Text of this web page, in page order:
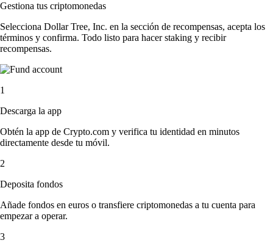
Gestiona tus criptomonedas
Selecciona Dollar Tree, Inc. en la sección de recompensas, acepta los
términos y confirma. Todo listo para hacer staking y recibir
recompensas.
1
Descarga la app
Obtén la app de Crypto.com y verifica tu identidad en minutos
directamente desde tu móvil.
2
Deposita fondos
Añade fondos en euros o transfiere criptomonedas a tu cuenta para
empezar a operar.
3